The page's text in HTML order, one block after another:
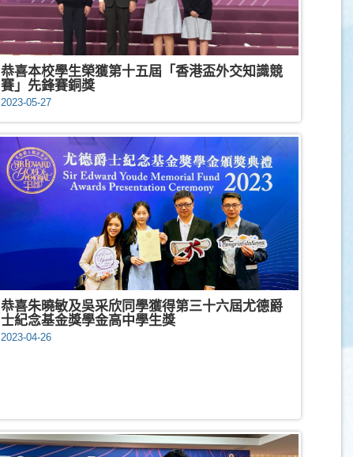
恭喜本校學生榮獲第十五屆「香港盃外交知識競
賽」先鋒賽銅獎
2023-05-27
恭喜朱曉敏及吳采欣同學獲得第三十六屆尤德爵
士紀念基金獎學金高中學生獎
2023-04-26